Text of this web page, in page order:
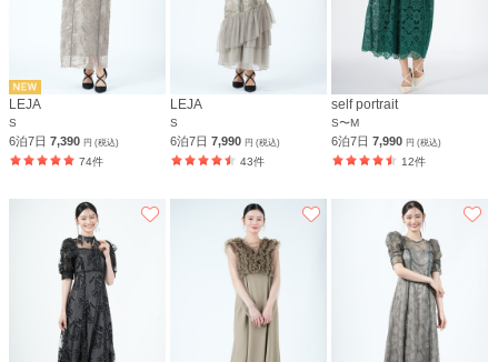
LEJA
S
6泊7日 7,390 円 (税込)
74件
LEJA
S
6泊7日7,990円 (税込)
43件
self portrait
S〜M
6泊7日7,990円 (税込)
12件